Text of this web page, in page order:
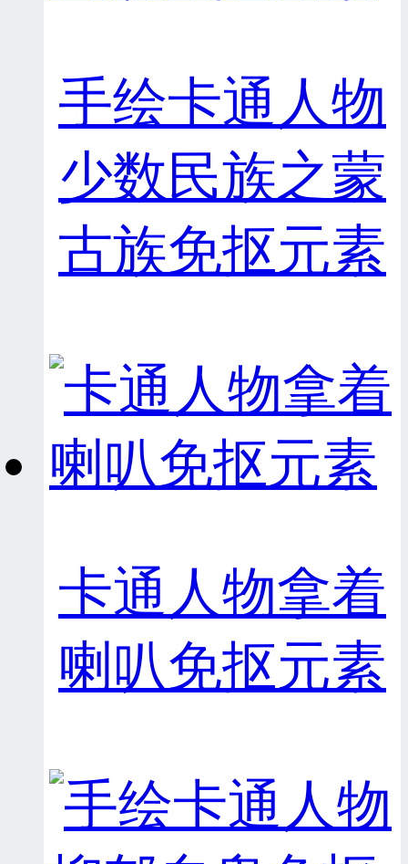
手绘卡通人物
少数民族之蒙
古族免抠元素
卡通人物拿着
喇叭免抠元素